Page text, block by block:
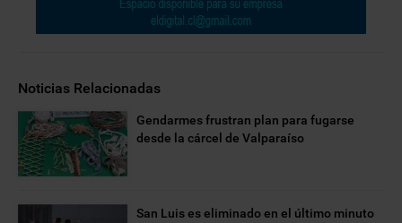
Noticias Relacionadas
Gendarmes frustran plan para fugarse
desde la cárcel de Valparaíso
San Luis es eliminado en el último minuto